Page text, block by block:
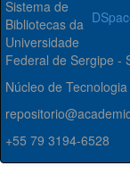
Sistema de
Bibliotecas da
Universidade
Federal de Sergipe -
Núcleo de
+55 79 3194-6528